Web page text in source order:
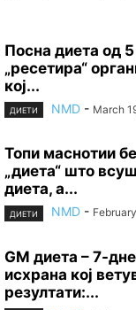
Посна диета од
„ресетира“
кој...
ДИЕТИ NMD - March
Топи маснотии
„диета“ што
диета, а...
ДИЕТИ NMD -
GM диета – 7-
исхрана кој
резултати:...